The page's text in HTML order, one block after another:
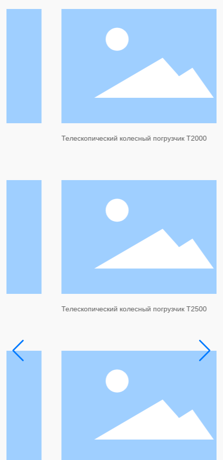
Телескопический колесный погрузчик T2000
Телескопический колесный погрузчик T2500